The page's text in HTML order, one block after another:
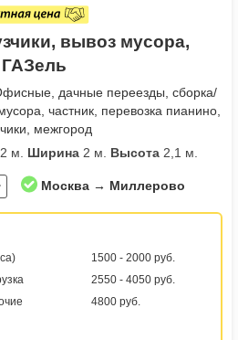
вывоз мусора,
ГАЗель
дачные переезды, сборка/
частник, перевозка пианино,
межгород
м. Ширина 2 м. Высота 2,1 м.
Москва → Миллерово
1500 - 2000 руб.
2550 - 4050 руб.
4800 руб.